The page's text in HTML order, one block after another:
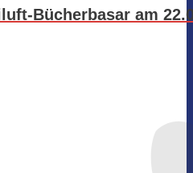
Bücherbasar am